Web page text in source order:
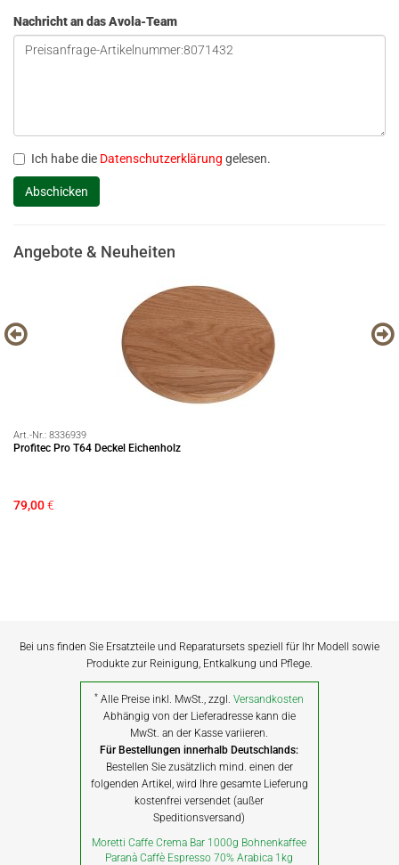
Nachricht an das Avola-Team
Ich habe die Datenschutzerklärung gelesen.
Angebote & Neuheiten
Art.-Nr.: 8336939
Profitec Pro T64 Deckel Eichenholz
79,00€
Bei uns finden Sie Ersatzteile und Reparatursets speziell für Ihr Modell sowie
Produkte zur Reinigung, Entkalkung und Pflege.
* Alle Preise inkl. MwSt., zzgl.Versandkosten
Abhängig von der Lieferadresse kann die
MwSt. an der Kasse variieren.
Für Bestellungen innerhalb Deutschlands:
Bestellen Sie zusätzlich mind. einen der
folgenden Artikel, wird Ihre gesamte Lieferung
kostenfrei versendet (außer
Speditionsversand)
Moretti Caffe Crema Bar 1000g Bohnenkaffee
Paranà Caffè Espresso 70% Arabica 1kg